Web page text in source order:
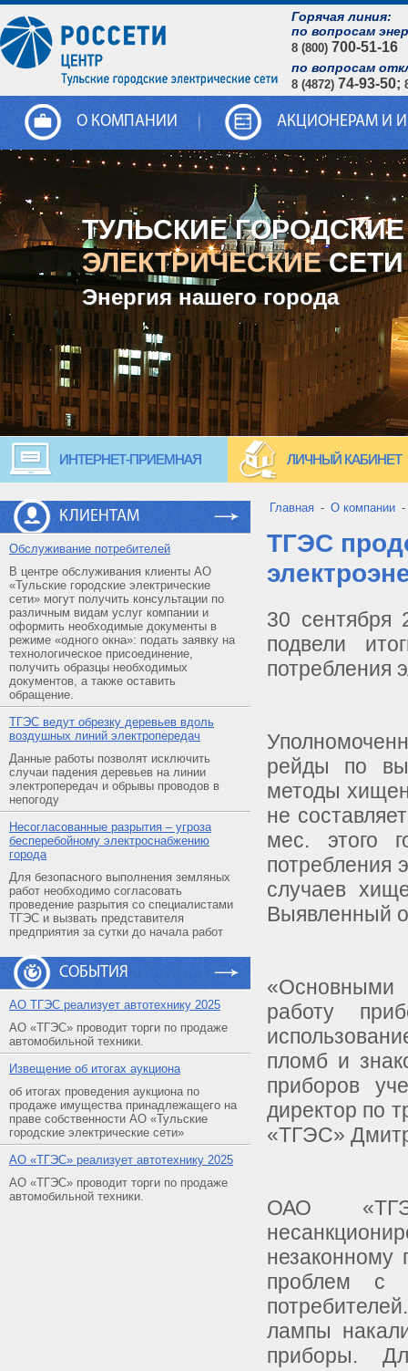
Горячая линия:
по вопросам
8 (800) 700-51-16
по вопросам
8 (4872) 74-93-50;
О КОМПАНИИ АКЦИОНЕРАМ И
ТУЛЬСКИЕ ГОРОДСКИЕ
ЭЛЕКТРИЧЕСКИЕСЕТИ
Энергия нашего города
ИНТЕРНЕТ-ПРИЕМНАЯ ЛИЧНЫЙ КАБИНЕТ
КЛИЕНТАМ
Обслуживание потребителей
В центре обслуживания клиенты АО
«Тульские городские электрические
сети» могут получить консультации по
различным видам услуг компании и
оформить необходимые документы в
режиме «одного окна»: подать заявку на
технологическое присоединение,
получить образцы необходимых
документов, а также оставить
обращение.
ТГЭС ведут обрезку деревьев вдоль
воздушных линий электропередач
Данные работы позволят исключить
случаи падения деревьев на линии
электропередач и обрывы проводов в
непогоду
Несогласованные разрытия – угроза
бесперебойному электроснабжению
города
Для безопасного выполнения земляных
работ необходимо согласовать
проведение разрытия со специалистами
ТГЭС и вызвать представителя
предприятия за сутки до начала работ
СОБЫТИЯ
АO ТГЭС реализует автотехнику 2025
АО «ТГЭС» проводит торги по продаже
автомобильной техники.
Извещение об итогах аукциона
об итогах проведения аукциона по
продаже имущества принадлежащего на
праве собственности АО «Тульские
городские электрические сети»
АO «ТГЭС» реализует автотехнику 2025
АО «ТГЭС» проводит торги по продаже
автомобильной техники.
Главная - О компании -
ТГЭС
30 сентября
подвели
потребления
рейды по
методы
не
мес. этого
потребления
случаев
Выявленный
«Основными
работу
пломб и
приборов
директор по
«ТГЭС»
ОАО
незаконному
проблем с
лампы
приборы.